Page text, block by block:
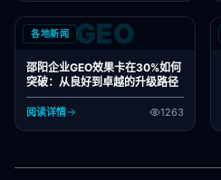
各地新闻 GEO
邵阳企业GEO效果卡在30%如何
突破：从良好到卓越的升级路径
阅读详情 1263